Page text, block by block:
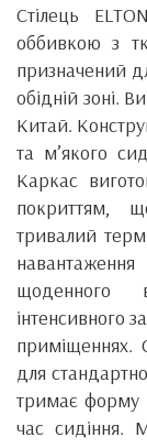
Стілець
оббивкою з
призначений
обідній зоні.
Китай.
та м’якого
Каркас
покриттям,
тривалий
щоденного
інтенсивного
приміщеннях.
для
тримає форму
час сидіння.